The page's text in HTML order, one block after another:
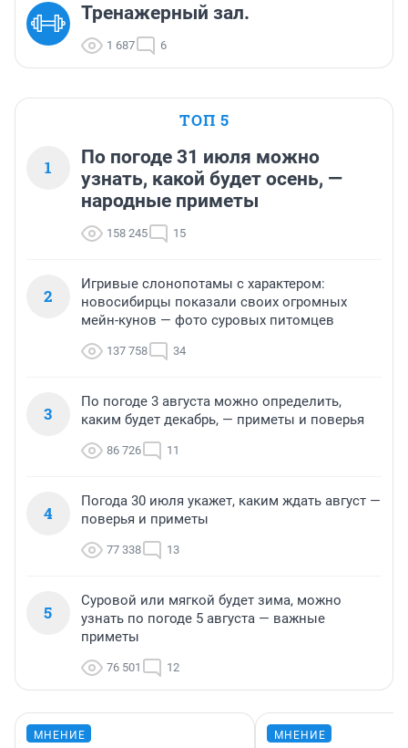
Тренажерный зал.
1 687 6
ТОП 5
1
По погоде 31 июля можно
узнать, какой будет осень, —
народные приметы
158 245 15
2
Игривые слонопотамы с характером:
новосибирцы показали своих огромных
мейн-кунов — фото суровых питомцев
137 758 34
3
По погоде 3 августа можно определить,
каким будет декабрь, — приметы и поверья
86 726 11
4
Погода 30 июля укажет, каким ждать август —
поверья и приметы
77 338 13
5
Суровой или мягкой будет зима, можно
узнать по погоде 5 августа — важные
приметы
76 501 12
МНЕНИЕ МНЕНИЕ